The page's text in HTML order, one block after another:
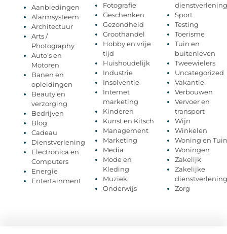
Aanbiedingen
Alarmsysteem
Architectuur
Arts /
Photography
Auto's en
Motoren
Banen en
opleidingen
Beauty en
verzorging
Bedrijven
Blog
Cadeau
Dienstverlening
Electronica en
Computers
Energie
Entertainment
Fotografie
Geschenken
Gezondheid
Groothandel
Hobby en vrije
tijd
Huishoudelijk
Industrie
Insolventie
Internet
marketing
Kinderen
Kunst en Kitsch
Management
Marketing
Media
Mode en
Kleding
Muziek
Onderwijs
dienstverlening
Sport
Testing
Toerisme
Tuin en
buitenleven
Tweewielers
Uncategorized
Vakantie
Verbouwen
Vervoer en
transport
Wijn
Winkelen
Woning en Tuin
Woningen
Zakelijk
Zakelijke
dienstverlening
Zorg